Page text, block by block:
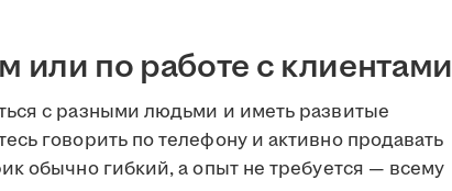
по работе с клиентами
с разными людьми и иметь развитые
говорить по телефону и активно продавать
обычно гибкий, а опыт не требуется — всему